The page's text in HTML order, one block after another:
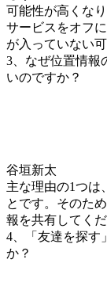
可能性が高くな
サービスをオフ
が入っていない
3、なぜ位置情報
いのですか？
谷垣新太
主な理由の1つは
とです。そのた
報を共有してくだ
4、「友達を探す
か？